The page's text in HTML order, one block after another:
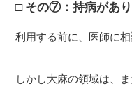
その⑦：持病があ
利用する前に、医師に相
しかし大麻の領域は、